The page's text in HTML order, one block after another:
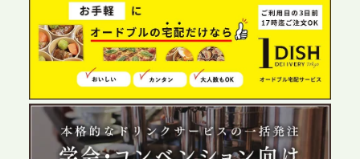
2026.6.4
プレスリリースのご案内｜夏の社内親睦が、配属後
の離職防止に。オフィスや会議室で縁日気分を味わ
う「お祭りケータリング」の提供を開始
2026.5.29
プレスリリースのご案内｜ケータリングのセカンド